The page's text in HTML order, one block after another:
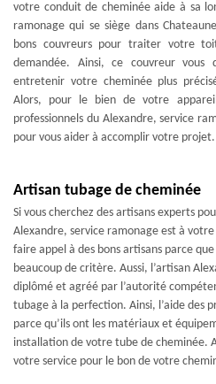
votre conduit de cheminée aide à sa
ramonage qui se siège dans
bons couvreurs pour traiter votre
demandée. Ainsi, ce couvreur vous
entretenir votre cheminée plus
Alors, pour le bien de votre
professionnels du Alexandre, service
pour vous aider à accomplir votre projet.
Artisan tubage de cheminée
Si vous cherchez des artisans experts
Alexandre, service ramonage est à
faire appel à des bons artisans parce
beaucoup de critère. Aussi, l’artisan
diplômé et agréé par l’autorité
tubage à la perfection. Ainsi, l’aide des
parce qu’ils ont les matériaux et
installation de votre tube de cheminée.
votre service pour le bon de votre